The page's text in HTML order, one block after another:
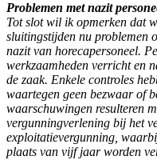
Problemen met nazit
Tot slot wil ik opmerken dat
sluitingstijden nu problemen
nazit van horecapersoneel.
werkzaamheden verricht en
de zaak. Enkele controles
waartegen geen bezwaar of
waarschuwingen resulteren
vergunningverlening bij het
exploitatievergunning,
plaats van vijf jaar worden